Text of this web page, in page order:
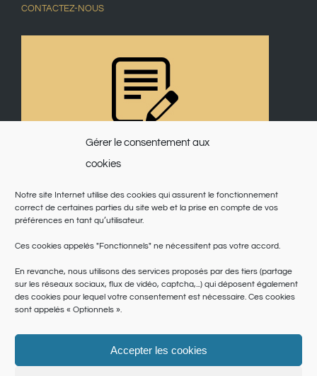
Gérer le consentement aux
cookies
Notre site Internet utilise des cookies qui assurent le fonctionnement
correct de certaines parties du site web et la prise en compte de vos
préférences en tant qu’utilisateur.
Ces cookies appelés "Fonctionnels" ne nécessitent pas votre accord.
En revanche, nous utilisons des services proposés par des tiers (partage
sur les réseaux sociaux, flux de vidéo, captcha,...) qui déposent également
des cookies pour lequel votre consentement est nécessaire. Ces cookies
sont appelés « Optionnels ».
Accepter les cookies
CONTACTEZ-NOUS